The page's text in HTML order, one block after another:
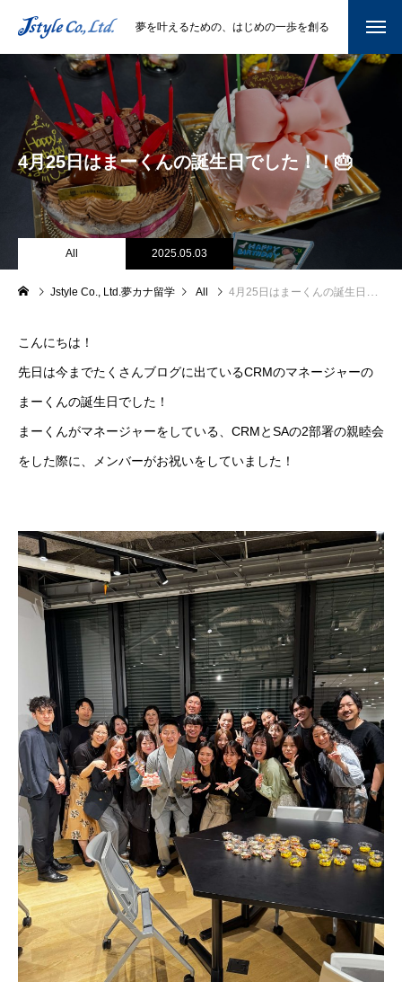
夢を叶えるための、はじめの一歩を創る
4月25日はまーくんの誕生日でした！！🎂
All 2025.05.03
Jstyle Co., Ltd.夢カナ留学 All 4月25日はまーくんの誕生日でした！！🎂
こんにちは！
先日は今までたくさんブログに出ているCRMのマネージャーの
まーくんの誕生日でした！
まーくんがマネージャーをしている、CRMとSAの2部署の親睦会
をした際に、メンバーがお祝いをしていました！